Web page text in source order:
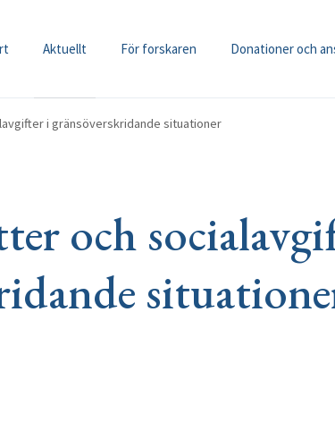
Aktuellt För forskaren Donationer och
i gränsöverskridande situationer
och